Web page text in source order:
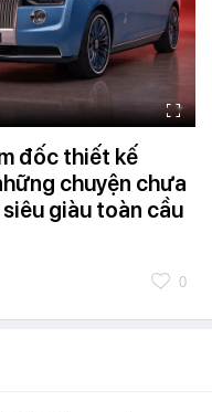
đốc thiết kế
chuyện chưa
giàu toàn cầu
0